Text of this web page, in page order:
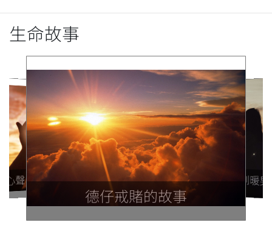
生命故事
德仔戒賭的故事
從無賴到暖男
心聲 ─ 尋回媽媽